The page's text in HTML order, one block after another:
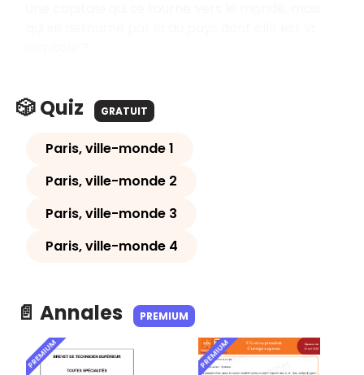
🎲 Quiz GRATUIT
Paris, ville-monde 1
Paris, ville-monde 2
Paris, ville-monde 3
Paris, ville-monde 4
📄 Annales PREMIUM
PREMIUM PREMIUM